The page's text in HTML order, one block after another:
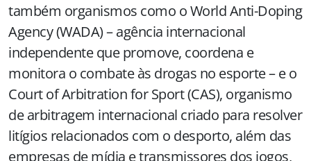
também organismos como o World Anti-Doping
Agency (WADA) – agência internacional
independente que promove, coordena e
monitora o combate às drogas no esporte – e o
Court of Arbitration for Sport (CAS), organismo
de arbitragem internacional criado para resolver
litígios relacionados com o desporto, além das
empresas de mídia e transmissores dos jogos,